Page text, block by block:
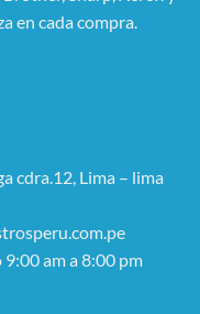
en cada compra.
cdra.12, Lima – lima
am a 8:00 pm